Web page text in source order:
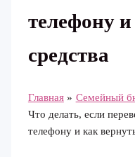
телефону
средства
Главная
Семейный
Что делать, если
телефону и как